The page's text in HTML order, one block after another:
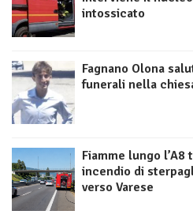
intossicato
Fagnano Olona
funerali nella
Fiamme lungo l’A8
incendio di
verso Varese